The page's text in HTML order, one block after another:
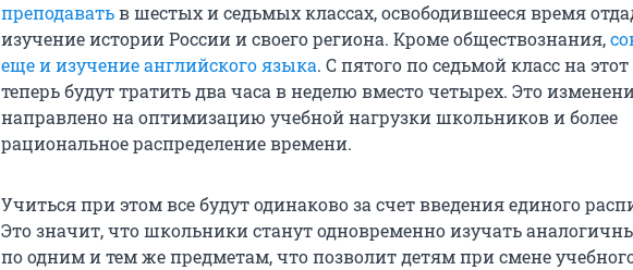
преподаватьв шестых и седьмых классах, освободившееся время
изучение истории России и своего региона. Кроме обществознания,
еще и изучение английского языка. С пятого по седьмой класс на
теперь будут тратить два часа в неделю вместо четырех. Это
направлено на оптимизацию учебной нагрузки школьников и более
рациональное распределение времени.
Учиться при этом все будут одинаково за счет введения единого
Это значит, что школьники станут одновременно изучать
по одним и тем же предметам, что позволит детям при смене